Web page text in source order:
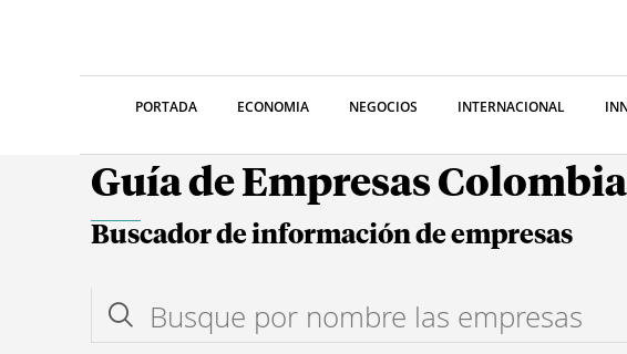
PORTADA ECONOMIA NEGOCIOS INTERNACIONAL
Guía de Empresas
Buscador de información de empresas